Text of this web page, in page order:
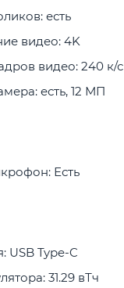
есть
видео: 4K
видео: 240 к/с
есть, 12 МП
Есть
USB Type-C
31.29 вТч